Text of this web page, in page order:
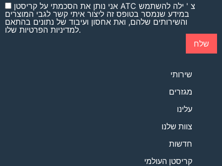
שירותי
מגזרים
עלינו
צוות שלנו
חדשות
קריסטן העולמי
אני נותן את הסכמתי על קריסטן ATC צ ' ילה להשתמש
במידע שנמסר בטופס זה ליצור איתי קשר לגבי המוצרים
והשירותים שלהם, ואת אחסון ועיבוד של נתונים בהתאם
למדיניות הפרטיות שלו.